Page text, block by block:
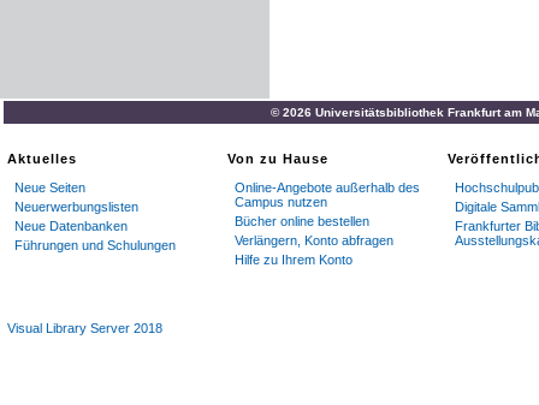
© 2026 Universitätsbibliothek Frankfurt am
Aktuelles
Neue Seiten
Neuerwerbungslisten
Neue Datenbanken
Führungen und Schulungen
Von zu Hause
Online-Angebote außerhalb des
Campus nutzen
Bücher online bestellen
Verlängern, Konto abfragen
Hilfe zu Ihrem Konto
Digitale
Frankfurter
Visual Library Server 2018